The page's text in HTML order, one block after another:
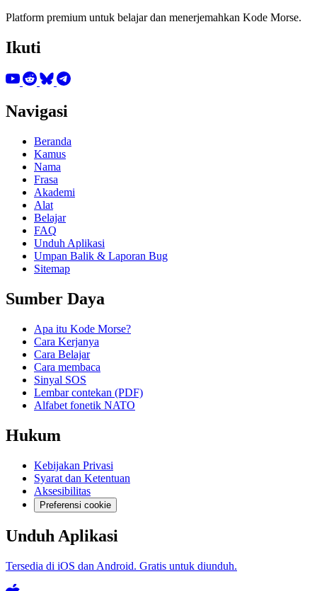
Platform premium untuk belajar dan menerjemahkan Kode Morse.
Ikuti
Navigasi
Beranda
Kamus
Nama
Frasa
Akademi
Alat
Belajar
FAQ
Unduh Aplikasi
Umpan Balik & Laporan Bug
Sitemap
Sumber Daya
Apa itu Kode Morse?
Cara Kerjanya
Cara Belajar
Cara membaca
Sinyal SOS
Lembar contekan (PDF)
Alfabet fonetik NATO
Hukum
Kebijakan Privasi
Syarat dan Ketentuan
Aksesibilitas
Preferensi cookie
Unduh Aplikasi
Tersedia di iOS dan Android. Gratis untuk diunduh.